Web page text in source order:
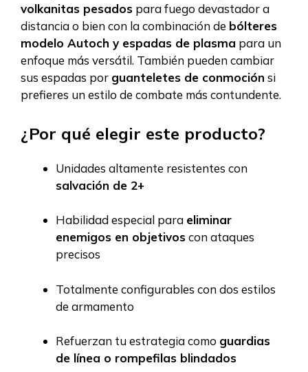
volkanitas pesados para fuego devastador a
distancia o bien con la combinación de bólteres
modelo Autoch y espadas de plasma para un
enfoque más versátil. También pueden cambiar
sus espadas por guanteletes de conmoción si
prefieres un estilo de combate más contundente.
¿Por qué elegir este producto?
Unidades altamente resistentes con
salvación de 2+
Habilidad especial para eliminar
enemigos en objetivoscon ataques
precisos
Totalmente configurables con dos estilos
de armamento
Refuerzan tu estrategia como guardias
de línea o rompefilas blindados